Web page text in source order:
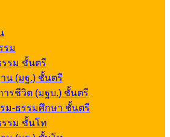
รม
รม ชั้นตรี
น (มฐ.) ชั้นตรี
รชีวิต (มฐบ.) ชั้นตรี
ม-ธรรมศึกษา ชั้นตรี
รม ชั้นโท